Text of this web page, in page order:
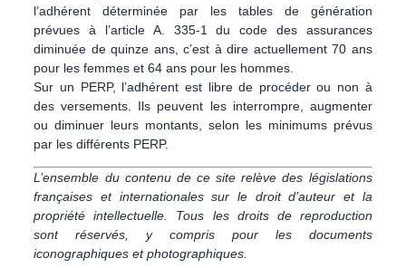
l’adhérent déterminée par les tables de génération
prévues à l’article A. 335-1 du code des assurances
diminuée de quinze ans, c’est à dire actuellement 70 ans
pour les femmes et 64 ans pour les hommes.
Sur un PERP, l’adhérent est libre de procéder ou non à
des versements. Ils peuvent les interrompre, augmenter
ou diminuer leurs montants, selon les minimums prévus
par les différents PERP.
L’ensemble du contenu de ce site relève des législations
françaises et internationales sur le droit d’auteur et la
propriété intellectuelle. Tous les droits de reproduction
sont réservés, y compris pour les documents
iconographiques et photographiques.